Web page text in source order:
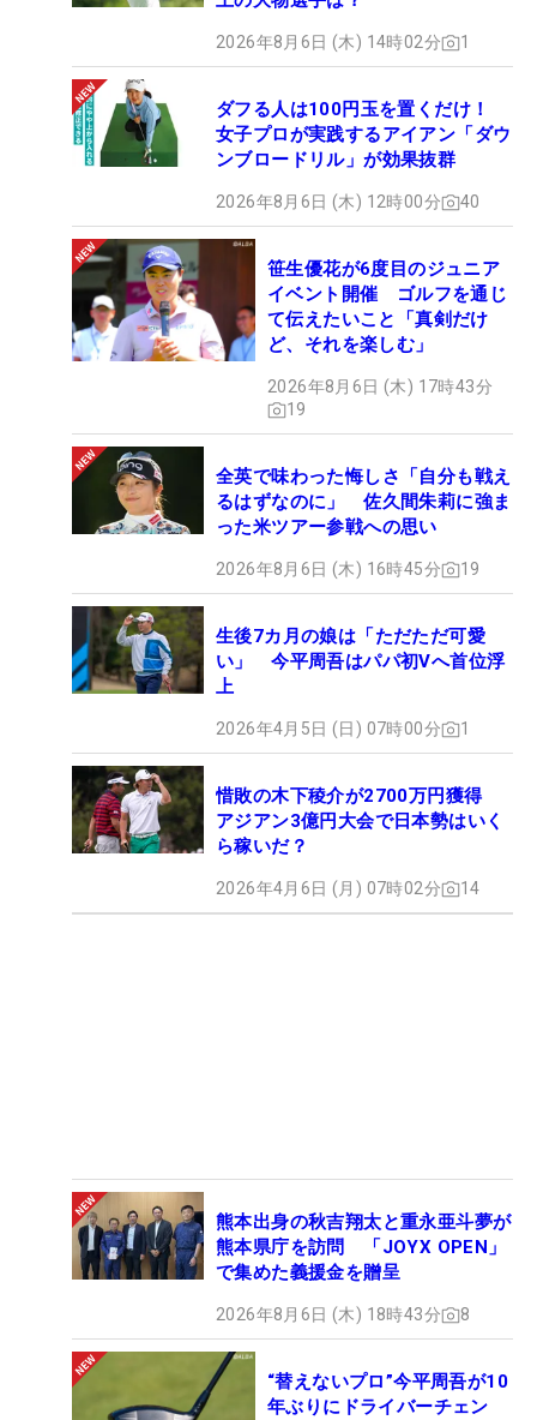
2026年8月6日 (木) 14時02分 1
ダフる人は100円玉を置くだけ！
女子プロが実践するアイアン「ダウ
ンブロードリル」が効果抜群
2026年8月6日 (木) 12時00分 40
笹生優花が6度目のジュニア
イベント開催 ゴルフを通じ
て伝えたいこと「真剣だけ
ど、それを楽しむ」
2026年8月6日 (木) 17時43分
19
全英で味わった悔しさ「自分も戦え
るはずなのに」 佐久間朱莉に強ま
った米ツアー参戦への思い
2026年8月6日 (木) 16時45分 19
生後7カ月の娘は「ただただ可愛
い」 今平周吾はパパ初Vへ首位浮
上
2026年4月5日 (日) 07時00分 1
惜敗の木下稜介が2700万円獲得
アジアン3億円大会で日本勢はいく
ら稼いだ？
2026年4月6日 (月) 07時02分 14
熊本出身の秋吉翔太と重永亜斗夢が
熊本県庁を訪問 「JOYX OPEN」
で集めた義援金を贈呈
2026年8月6日 (木) 18時43分 8
“替えないプロ”今平周吾が10
年ぶりにドライバーチェン